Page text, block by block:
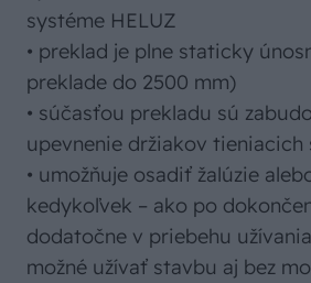
systéme HELUZ
• preklad je plne staticky
preklade do 2500 mm)
• súčasťou prekladu sú
upevnenie držiakov tieniacich
• umožňuje osadiť žalúzie
kedykoľvek – ako po
dodatočne v priebehu
možné užívať stavbu aj bez